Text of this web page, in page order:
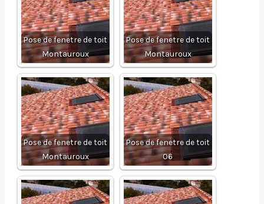
Pose de fenetre de toit
Montauroux
Pose de fenetre de toit
Montauroux
Pose de fenetre de toit
Montauroux
Pose de fenetre de toit
06